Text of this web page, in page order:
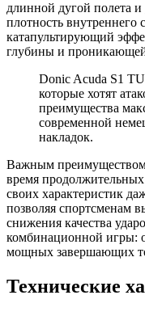
длинной дугой полета
плотность внутреннего
катапультирующий
глубины и
Donic Acuda S1
которые хотят
преимущества
современной
накладок.
Важным преимуществом
время
своих характеристик
позволяя спортсменам
снижения качества
комбинационной игры:
мощных завершающих
Технические